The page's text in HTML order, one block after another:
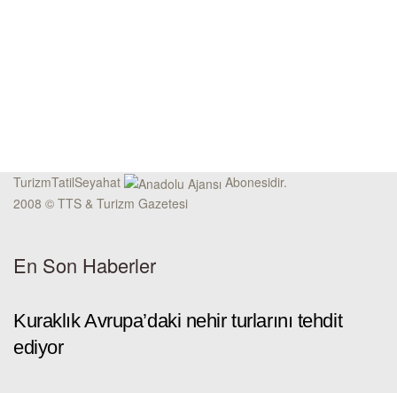
TurizmTatilSeyahat
Abonesidir.
2008 © TTS & Turizm Gazetesi
En Son Haberler
Kuraklık Avrupa’daki nehir turlarını tehdit
ediyor